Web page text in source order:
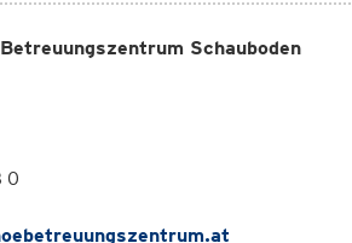
Schauboden
0